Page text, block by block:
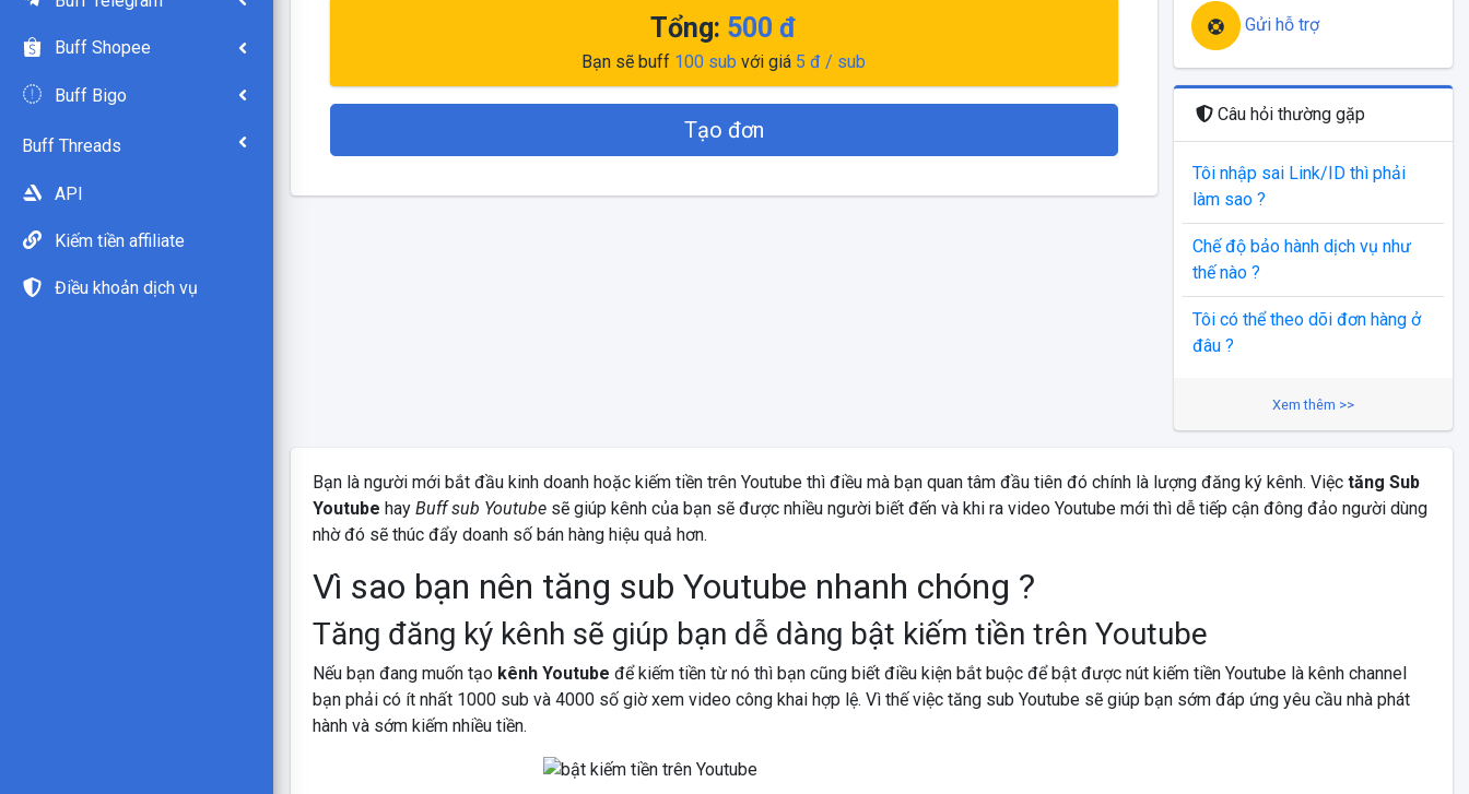
Buff Shopee
Buff Bigo
Buff Threads
API
Kiếm tiền affiliate
Điều khoản dịch vụ
Tổng: 500 đ
Bạn sẽ buff 100 sub với giá 5 đ / sub
Tạo đơn
Gửi hỗ trợ
Câu hỏi thường gặp
Tôi nhập sai Link/ID thì phải
làm sao ?
Chế độ bảo hành dịch vụ như
thế nào ?
Tôi có thể theo dõi đơn hàng ở
đâu ?
Xem thêm >>
Bạn là người mới bắt đầu kinh doanh hoặc kiếm tiền trên Youtube thì điều mà bạn quan tâm đầu tiên đó chính là lượng đăng ký kênh. Việc tăng Sub
Youtube hay Buff sub Youtubesẽ giúp kênh của bạn sẽ được nhiều người biết đến và khi ra video Youtube mới thì dễ tiếp cận đông đảo người dùng
nhờ đó sẽ thúc đẩy doanh số bán hàng hiệu quả hơn.
Vì sao bạn nên tăng sub Youtube nhanh chóng ?
Tăng đăng ký kênh sẽ giúp bạn dễ dàng bật kiếm tiền trên Youtube
Nếu bạn đang muốn tạo kênh Youtube để kiếm tiền từ nó thì bạn cũng biết điều kiện bắt buộc để bật được nút kiếm tiền Youtube là kênh channel
bạn phải có ít nhất 1000 sub và 4000 số giờ xem video công khai hợp lệ. Vì thế việc tăng sub Youtube sẽ giúp bạn sớm đáp ứng yêu cầu nhà phát
hành và sớm kiếm nhiều tiền.